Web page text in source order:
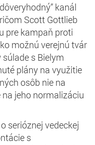
kanál
Scott Gottlieb
pre kampaň proti
možnú verejnú tvár
s Bielym
plány na využitie
osôb nie na
na jeho normalizáciu
serióznej vedeckej
s